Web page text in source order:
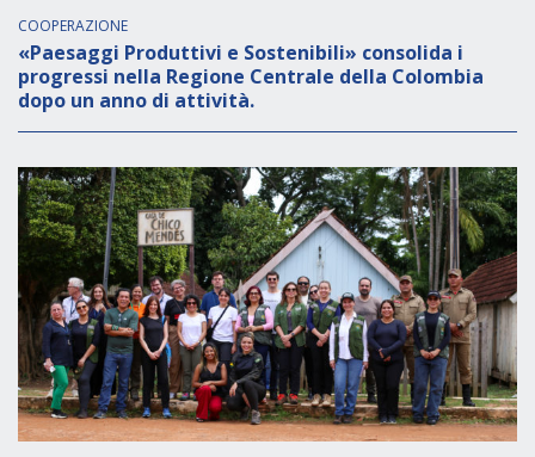
COOPERAZIONE
«Paesaggi Produttivi e Sostenibili» consolida i
progressi nella Regione Centrale della Colombia
dopo un anno di attività.